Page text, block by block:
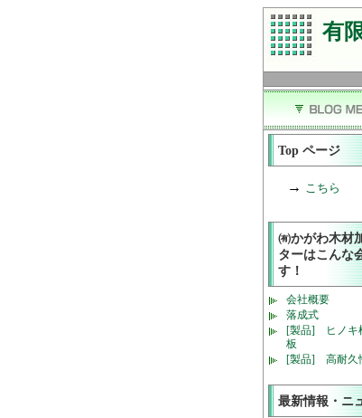
有
Top ページ
→ こちら
㈲かがわ木材
ターはこんな
す！
会社概要
落成式
[製品] ヒノキ
板
[製品] 高耐久
最新情報・ニ